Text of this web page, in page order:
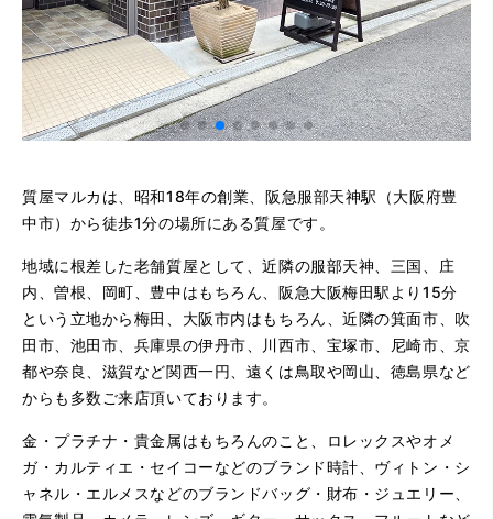
質屋マルカは、昭和18年の創業、阪急服部天神駅（大阪府豊
中市）から徒歩1分の場所にある質屋です。
地域に根差した老舗質屋として、近隣の服部天神、三国、庄
内、曽根、岡町、豊中はもちろん、阪急大阪梅田駅より15分
という立地から梅田、大阪市内はもちろん、近隣の箕面市、吹
田市、池田市、兵庫県の伊丹市、川西市、宝塚市、尼崎市、京
都や奈良、滋賀など関西一円、遠くは鳥取や岡山、徳島県など
からも多数ご来店頂いております。
金・プラチナ・貴金属はもちろんのこと、ロレックスやオメ
ガ・カルティエ・セイコーなどのブランド時計、ヴィトン・シ
ャネル・エルメスなどのブランドバッグ・財布・ジュエリー、